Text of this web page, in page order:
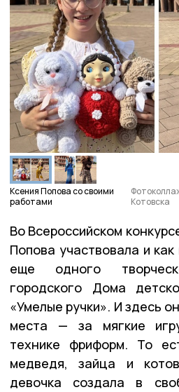
Ксения Попова со своими
работами
Котовска
Во Всероссийском
Попова участвовала и
еще одного
городского Дома
«Умелые ручки». И здесь
места — за мягкие
технике фриформ. То
медведя, зайца и
девочка создала в